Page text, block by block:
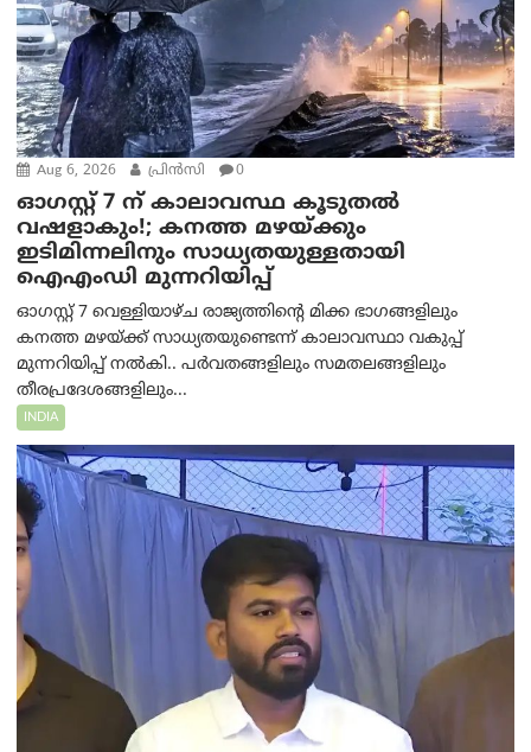
Aug 6, 2026 പ്രിന്‍സി 0
ഓഗസ്റ്റ് 7 ന് കാലാവസ്ഥ കൂടുതൽ
വഷളാകും!; കനത്ത മഴയ്ക്കും
ഇടിമിന്നലിനും സാധ്യതയുള്ളതായി
ഐഎംഡി മുന്നറിയിപ്പ്
ഓഗസ്റ്റ് 7 വെള്ളിയാഴ്ച രാജ്യത്തിന്റെ മിക്ക ഭാഗങ്ങളിലും
കനത്ത മഴയ്ക്ക് സാധ്യതയുണ്ടെന്ന് കാലാവസ്ഥാ വകുപ്പ്
മുന്നറിയിപ്പ് നൽകി.. പർവതങ്ങളിലും സമതലങ്ങളിലും
തീരപ്രദേശങ്ങളിലും...
INDIA